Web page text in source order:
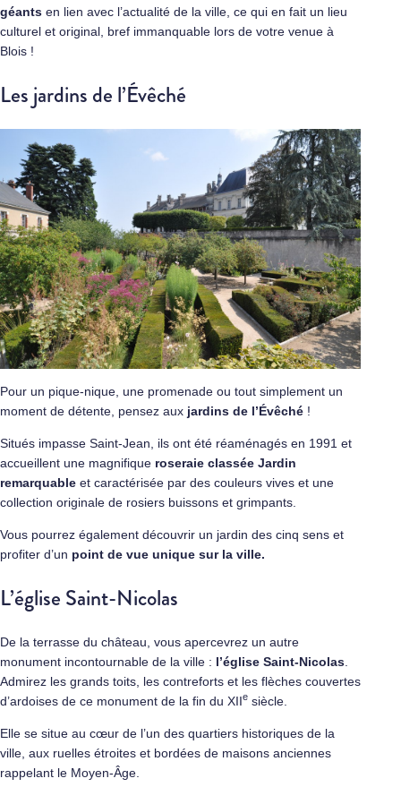
géants en lien avec l’actualité de la ville, ce qui en fait un lieu
culturel et original, bref immanquable lors de votre venue à
Blois !
Les jardins de l’Évêché
Pour un pique-nique, une promenade ou tout simplement un
moment de détente, pensez aux jardins de l’Évêché !
Situés impasse Saint-Jean, ils ont été réaménagés en 1991 et
accueillent une magnifique roseraie classée Jardin
remarquable et caractérisée par des couleurs vives et une
collection originale de rosiers buissons et grimpants.
Vous pourrez également découvrir un jardin des cinq sens et
profiter d’un point de vue unique sur la ville.
L’église Saint-Nicolas
De la terrasse du château, vous apercevrez un autre
monument incontournable de la ville : l’église Saint-Nicolas
Admirez les grands toits, les contreforts et les flèches couvertes
d’ardoises de ce monument de la fin du XIIe siècle.
Elle se situe au cœur de l’un des quartiers historiques de la
ville, aux ruelles étroites et bordées de maisons anciennes
rappelant le Moyen-Âge.